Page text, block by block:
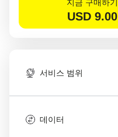
지금 구매하기
USD 9.00
서비스 범위
데이터